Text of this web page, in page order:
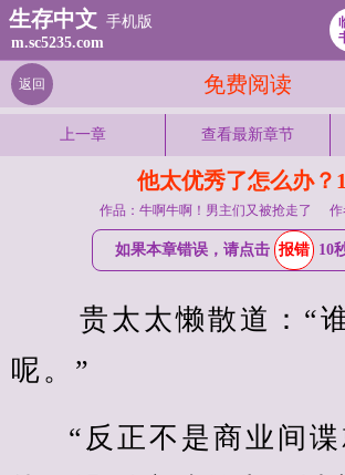
生存中文 手机版
m.sc5235.com
免费阅读
返回
上一章 查看最新章节
他太优秀了怎么办？
作品：牛啊牛啊！男主们又被抢走了
如果本章错误，请点击 报错 10
呢。”
“反正不是商业间